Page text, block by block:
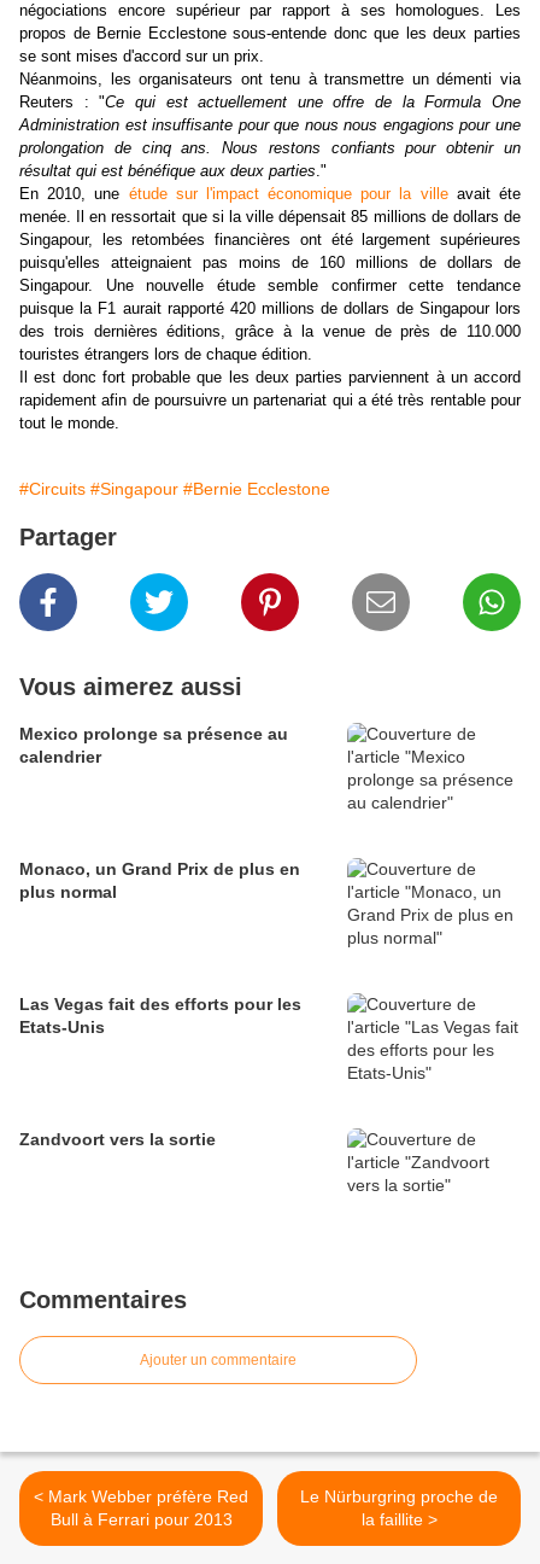
négociations encore supérieur par rapport à ses homologues. Les
propos de Bernie Ecclestone sous-entende donc que les deux parties
se sont mises d'accord sur un prix.
Néanmoins, les organisateurs ont tenu à transmettre un démenti via
Reuters : "Ce qui est actuellement une offre de la Formula One
Administration est insuffisante pour que nous nous engagions pour une
prolongation de cinq ans. Nous restons confiants pour obtenir un
résultat qui est bénéfique aux deux parties."
En 2010, une étude sur l'impact économique pour la villeavait éte
menée. Il en ressortait que si la ville dépensait 85 millions de dollars de
Singapour, les retombées financières ont été largement supérieures
puisqu'elles atteignaient pas moins de 160 millions de dollars de
Singapour. Une nouvelle étude semble confirmer cette tendance
puisque la F1 aurait rapporté 420 millions de dollars de Singapour lors
des trois dernières éditions, grâce à la venue de près de 110.000
touristes étrangers lors de chaque édition.
Il est donc fort probable que les deux parties parviennent à un accord
rapidement afin de poursuivre un partenariat qui a été très rentable pour
tout le monde.
#Circuits #Singapour #Bernie Ecclestone
Partager
Vous aimerez aussi
Mexico prolonge sa présence au
calendrier
Monaco, un Grand Prix de plus en
plus normal
Las Vegas fait des efforts pour les
Etats-Unis
Zandvoort vers la sortie
Commentaires
Ajouter un commentaire
< Mark Webber préfère Red
Bull à Ferrari pour 2013
Le Nürburgring proche de
la faillite >